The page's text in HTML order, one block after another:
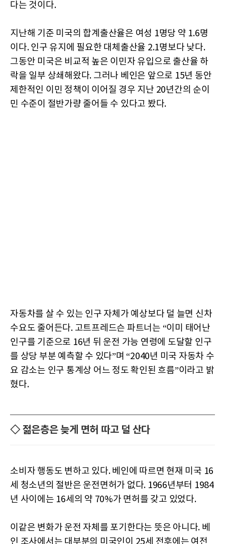
다는 것이다.
지난해 기준 미국의 합계출산율은 여성 1명당 약 1.6명
이다. 인구 유지에 필요한 대체출산율 2.1명보다 낮다.
그동안 미국은 비교적 높은 이민자 유입으로 출산율 하
락을 일부 상쇄해왔다. 그러나 베인은 앞으로 15년 동안
제한적인 이민 정책이 이어질 경우 지난 20년간의 순이
민 수준이 절반가량 줄어들 수 있다고 봤다.
자동차를 살 수 있는 인구 자체가 예상보다 덜 늘면 신차
수요도 줄어든다. 고트프레드슨 파트너는 “이미 태어난
인구를 기준으로 16년 뒤 운전 가능 연령에 도달할 인구
를 상당 부분 예측할 수 있다”며 “2040년 미국 자동차 수
요 감소는 인구 통계상 어느 정도 확인된 흐름”이라고 밝
혔다.
◇ 젊은층은 늦게 면허 따고 덜 산다
소비자 행동도 변하고 있다. 베인에 따르면 현재 미국 16
세 청소년의 절반은 운전면허가 없다. 1966년부터 1984
년 사이에는 16세의 약 70%가 면허를 갖고 있었다.
이같은 변화가 운전 자체를 포기한다는 뜻은 아니다. 베
인 조사에서는 대부분의 미국인이 25세 전후에는 여전